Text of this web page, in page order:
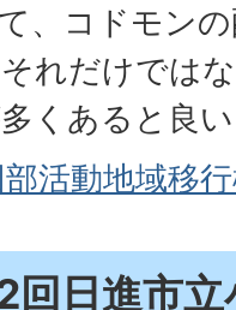
、コドモン
れだけでは
くあると良
活動地域移
回日進市